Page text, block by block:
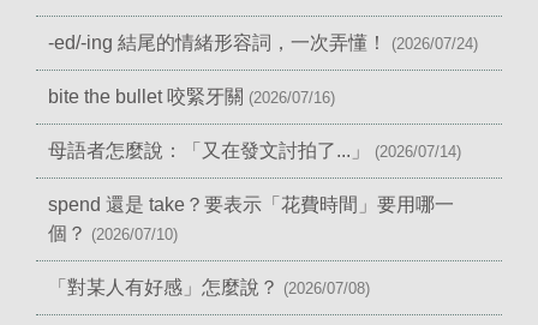
-ed/-ing 結尾的情緒形容詞，一次弄懂！ (2026/07/24)
bite the bullet 咬緊牙關 (2026/07/16)
母語者怎麼說：「又在發文討拍了...」 (2026/07/14)
spend 還是 take？要表示「花費時間」要用哪一
個？ (2026/07/10)
「對某人有好感」怎麼說？ (2026/07/08)